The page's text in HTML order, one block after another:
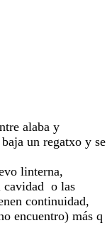
alaba y
un regatxo y se
linterna,
cavidad o las
continuidad,
encuentro) más q